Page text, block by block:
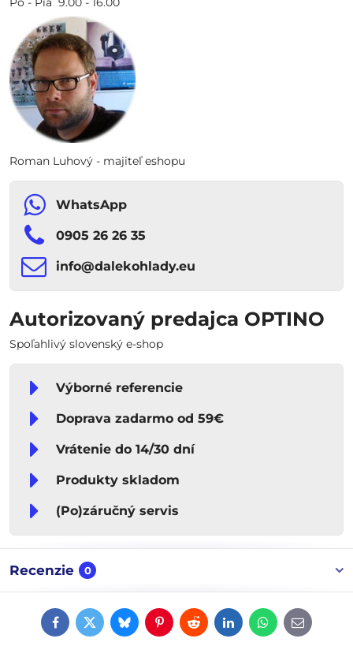
Roman Luhový - majiteľ eshopu
WhatsApp
0905 26 26 35
info​​@dalekohlady​​.eu
Autorizovaný predajca OPTINO
Spoľahlivý slovenský e-shop
Výborné referencie
Doprava zadarmo od 59€
Vrátenie do 14/30 dní
Produkty skladom
(Po)záručný servis
Recenzie 0
FacebookTwitterBlueskyPinterestRedditLinkedInWhatsApp
E-
mail